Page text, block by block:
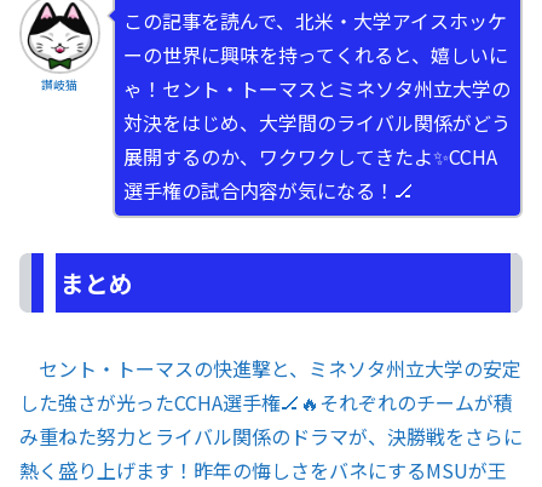
讃岐猫
この記事を読んで、北米・大学アイスホッケ
ーの世界に興味を持ってくれると、嬉しいに
ゃ！セント・トーマスとミネソタ州立大学の
対決をはじめ、大学間のライバル関係がどう
展開するのか、ワクワクしてきたよ✨CCHA
選手権の試合内容が気になる！🏒
まとめ
セント・トーマスの快進撃と、ミネソタ州立大学の安定
した強さが光ったCCHA選手権🏒🔥それぞれのチームが積
み重ねた努力とライバル関係のドラマが、決勝戦をさらに
熱く盛り上げます！昨年の悔しさをバネにするMSUが王